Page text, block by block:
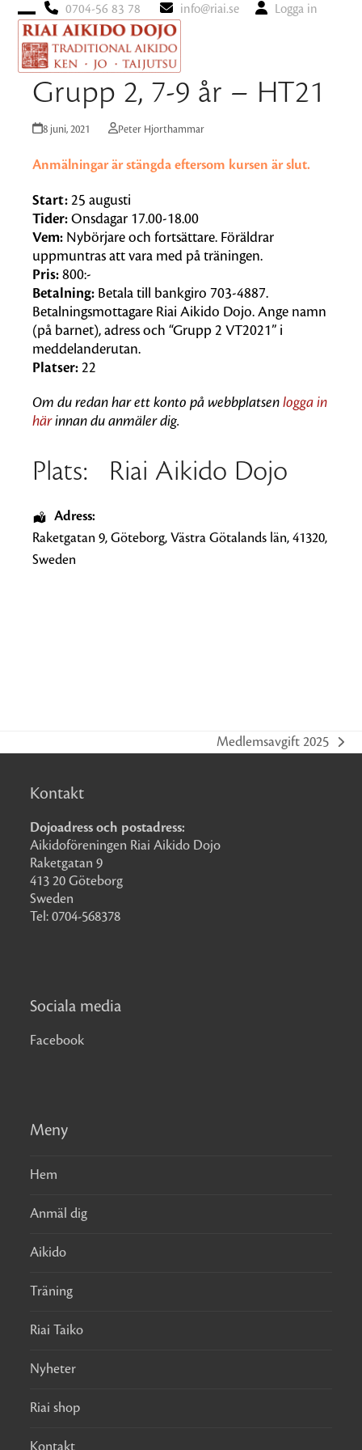
0704-56 83 78 info@riai.se Logga in
Open
mobile
menu
Close
mobile
menu
Grupp 2, 7-9 år – HT21
8 juni, 2021 Peter Hjorthammar
Anmälningar är stängda eftersom kursen är slut.
Start: 25 augusti
Tider: Onsdagar 17.00-18.00
Vem: Nybörjare och fortsättare. Föräldrar
uppmuntras att vara med på träningen.
Pris: 800:-
Betalning: Betala till bankgiro 703-4887.
Betalningsmottagare Riai Aikido Dojo. Ange namn
(på barnet), adress och “Grupp 2 VT2021” i
meddelanderutan.
Platser: 22
Om du redan har ett konto på webbplatsenlogga in
härinnan du anmäler dig.
Plats: Riai Aikido Dojo
Adress:
Raketgatan 9,Göteborg,Västra Götalands län,41320,
Sweden
next
Medlemsavgift 2025
Kontakt
Dojoadress och postadress:
Aikidoföreningen Riai Aikido Dojo
Raketgatan 9
413 20 Göteborg
Sweden
Tel: 0704-568378
Sociala media
Facebook
Meny
Hem
Anmäl dig
Aikido
Träning
Riai Taiko
Nyheter
Riai shop
Kontakt